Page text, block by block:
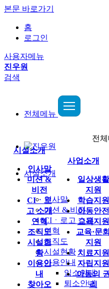
본문 바로가기
홈
로그인
사용자메뉴
진우원
검색
전체메뉴
시설소개
인사말
미션 & 비전
CIㆍ로고 소개
연혁
조직도
시설현황
이용안내
입소안내
퇴소안내
전
시설소개
인사말
미션 &
비전
CIㆍ로
고 소개
연혁
조직도
시설현
황
이용안
내
찾아오
사업소개
일상생활
지원
학습지원
아동안전
교육지원
교육·문
지원
치료지원
자립지원
아동의 권
리